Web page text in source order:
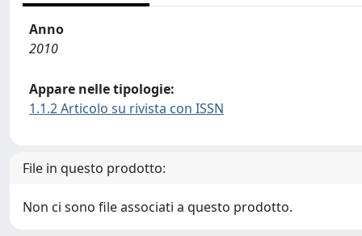
Anno
2010
Appare nelle tipologie:
1.1.2 Articolo su rivista con ISSN
File in questo prodotto:
Non ci sono file associati a questo prodotto.